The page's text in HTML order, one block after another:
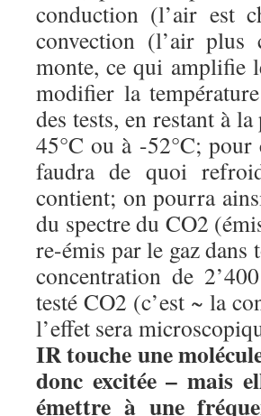
conduction (l’air est
convection (l’air plus
monte, ce qui amplifie
modifier la
des tests, en restant à
45°C ou à -52°C;
faudra de quoi
contient; on pourra
du spectre du CO2
re-émis par le gaz dans
concentration de
testé CO2 (c’est ~ la
l’effet sera
IR touche une
donc excitée – mais
émettre à une